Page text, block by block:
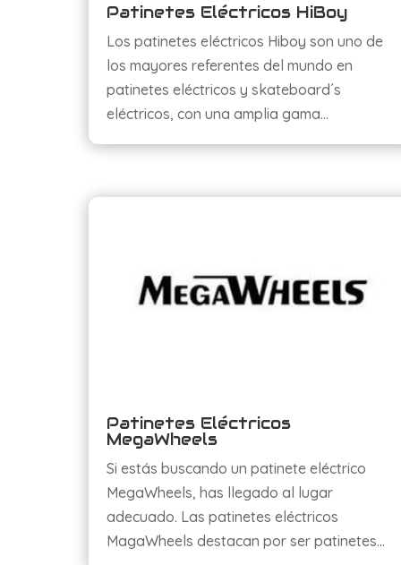
Patinetes Eléctricos HiBoy
Los patinetes eléctricos Hiboy son uno de
los mayores referentes del mundo en
patinetes eléctricos y skateboard´s
eléctricos, con una amplia gama…
Patinetes Eléctricos
MegaWheels
Si estás buscando un patinete eléctrico
MegaWheels, has llegado al lugar
adecuado. Las patinetes eléctricos
MagaWheels destacan por ser patinetes…